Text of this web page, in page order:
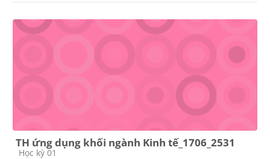
TH ứng dụng khối ngành Kinh tế_1706_2531
Course category
Học kỳ 01